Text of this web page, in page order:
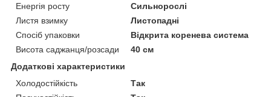
Енергія росту
Сильнорослі
Листя взимку
Листопадні
Спосіб упаковки
Відкрита коренева система
Висота саджанця/розсади
40 см
Додаткові характеристики
Холодостійкість
Так